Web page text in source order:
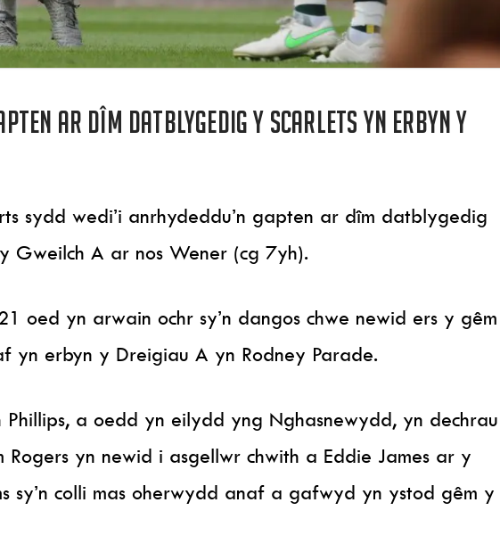
ar dîm datblygedig y Scarlets yn erbyn y
sydd wedi’i anrhydeddu’n gapten ar dîm datblygedig
Gweilch A ar nos Wener (cg 7yh).
oed yn arwain ochr sy’n dangos chwe newid ers y gêm
yn erbyn y Dreigiau A yn Rodney Parade.
Phillips, a oedd yn eilydd yng Nghasnewydd, yn dechrau
Rogers yn newid i asgellwr chwith a Eddie James ar y
sy’n colli mas oherwydd anaf a gafwyd yn ystod gêm y